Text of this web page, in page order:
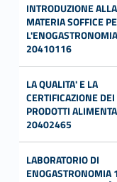
INTRODUZIONE ALLA
MATERIA SOFFICE
20410116
LA QUALITA' E LA
CERTIFICAZIONE DEI
PRODOTTI
20402465
LABORATORIO DI
ENOGASTRONOMIA 1